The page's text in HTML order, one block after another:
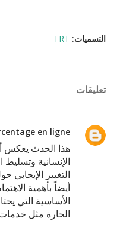
التسميات: TRT
تعليقات
en ligne
هذا الحدث يعكس
الإنسانية
التغيير الإيجابي
أيضاً بأهمية
الأساسية التي
الحارة مثل